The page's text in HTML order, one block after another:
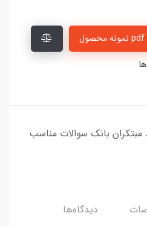
pdf نمونه محصول
بانک سوالات مناسب
دیدگاه‌ها